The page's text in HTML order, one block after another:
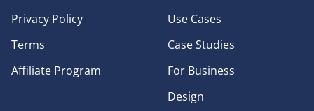
Privacy Policy
Terms
Affiliate Program
Use Cases
Case Studies
For Business
Design